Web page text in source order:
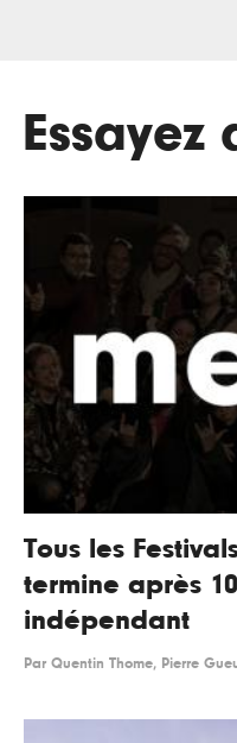
Essayez
Tous les
termine après
indépendant
Par Quentin Thome, Pierre